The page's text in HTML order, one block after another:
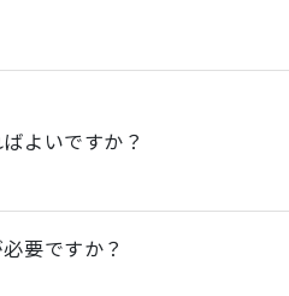
よいですか？
要ですか？